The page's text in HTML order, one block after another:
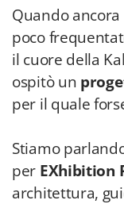
Quando
poco
il cuore della
ospitò un
per il quale
Stiamo
per EXhibition
architettura,